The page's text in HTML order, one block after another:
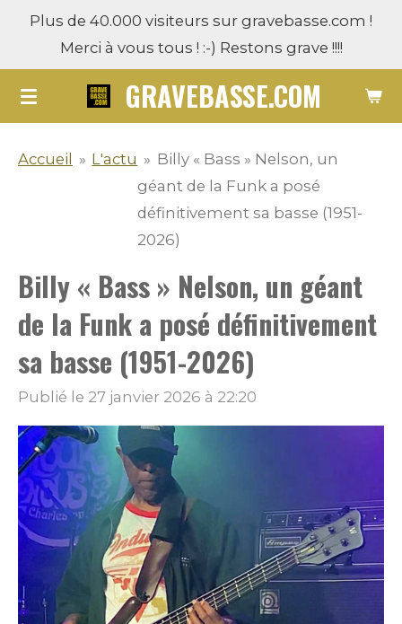
Passer
contenu
principal
GRAVEBASSE.COM
Plus de 40.000 visiteurs sur gravebasse.com !
Merci à vous tous ! :-) Restons grave !!!!
Accueil » L'actu » Billy « Bass » Nelson, un
géant de la Funk a posé
définitivement sa basse (1951-
2026)
Billy « Bass » Nelson, un géant
de la Funk a posé définitivement
sa basse (1951-2026)
Publié le 27 janvier 2026 à 22:20